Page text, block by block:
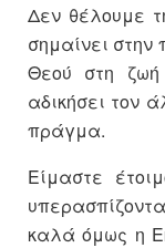
Δεν θέλουμε
σημαίνει στην
Θεού στη
αδικήσει τον
πράγμα.
Είμαστε
καλά όμως η